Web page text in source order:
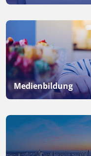
Medienbildung